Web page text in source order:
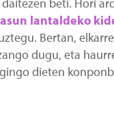
lantaldeko
Bertan,
dugu, eta
dieten